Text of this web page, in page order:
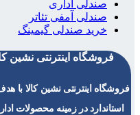
صندلی اداری
صندلی آمفی تئاتر
خرید صندلی گیمینگ
فروشگاه اینترنتی نشین
فروشگاه اینترنتی نشین کالا